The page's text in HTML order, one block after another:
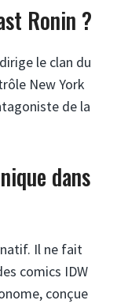
Ronin ?
le clan du
New York
de la
dans
Il ne fait
comics IDW
conçue